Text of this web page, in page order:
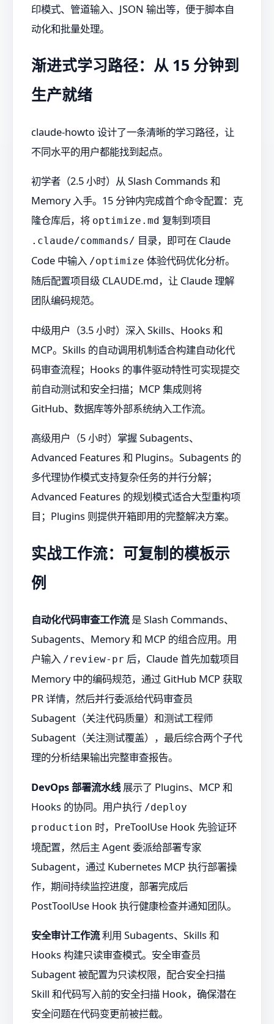
印模式、管道输入、JSON 输出等，便于脚本自
动化和批量处理。
渐进式学习路径：从 15 分钟到
生产就绪
claude-howto 设计了一条清晰的学习路径，让
不同水平的用户都能找到起点。
初学者（2.5 小时）从 Slash Commands 和
Memory 入手。15 分钟内完成首个命令配置：克
隆仓库后，将 optimize.md 复制到项目
.claude/commands/ 目录，即可在 Claude
Code 中输入 /optimize 体验代码优化分析。
随后配置项目级 CLAUDE.md，让 Claude 理解
团队编码规范。
中级用户（3.5 小时）深入 Skills、Hooks 和
MCP。Skills 的自动调用机制适合构建自动化代
码审查流程；Hooks 的事件驱动特性可实现提交
前自动测试和安全扫描；MCP 集成则将
GitHub、数据库等外部系统纳入工作流。
高级用户（5 小时）掌握 Subagents、
Advanced Features 和 Plugins。Subagents 的
多代理协作模式支持复杂任务的并行分解；
Advanced Features 的规划模式适合大型重构项
目；Plugins 则提供开箱即用的完整解决方案。
实战工作流：可复制的模板示
例
自动化代码审查工作流是 Slash Commands、
Subagents、Memory 和 MCP 的组合应用。用
户输入 /review-pr 后，Claude 首先加载项目
Memory 中的编码规范，通过 GitHub MCP 获取
PR 详情，然后并行委派给代码审查员
Subagent（关注代码质量）和测试工程师
Subagent（关注测试覆盖），最后综合两个子代
理的分析结果输出完整审查报告。
DevOps 部署流水线展示了 Plugins、MCP 和
Hooks 的协同。用户执行 /deploy
production 时，PreToolUse Hook 先验证环
境配置，然后主 Agent 委派给部署专家
Subagent，通过 Kubernetes MCP 执行部署操
作，期间持续监控进度，部署完成后
PostToolUse Hook 执行健康检查并通知团队。
安全审计工作流利用 Subagents、Skills 和
Hooks 构建只读审查模式。安全审查员
Subagent 被配置为只读权限，配合安全扫描
Skill 和代码写入前的安全扫描 Hook，确保潜在
安全问题在代码变更前被拦截。